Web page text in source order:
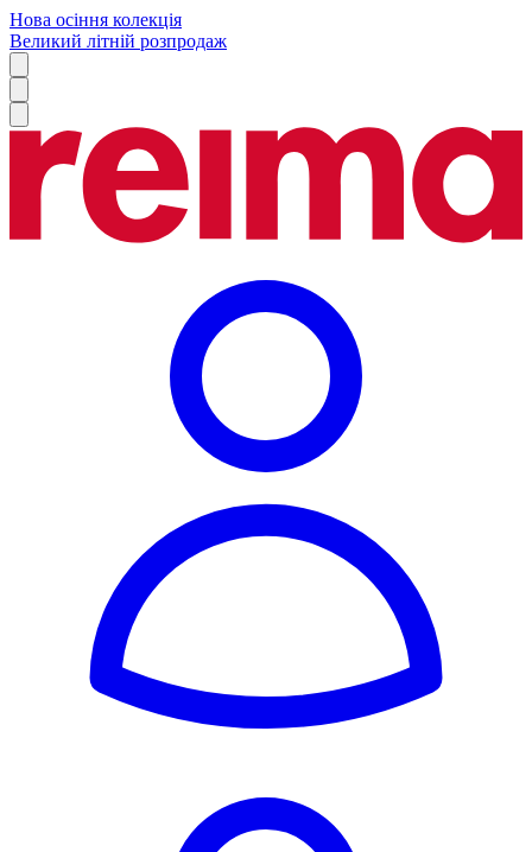
Нова осіння колекція
Великий літній розпродаж